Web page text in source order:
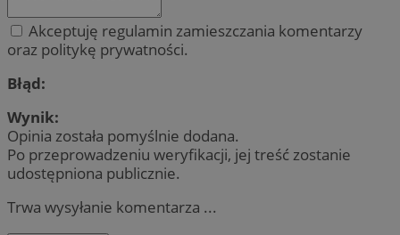
Akceptuję regulamin zamieszczania komentarzy
oraz politykę prywatności.
Błąd:
Wynik:
Opinia została pomyślnie dodana.
Po przeprowadzeniu weryfikacji, jej treść zostanie
udostępniona publicznie.
Trwa wysyłanie komentarza ...